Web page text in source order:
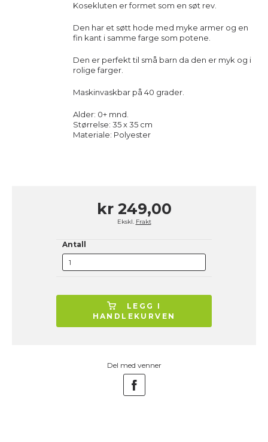
Kosekluten er formet som en søt rev.
Den har et søtt hode med myke armer og en
fin kant i samme farge som potene.
Den er perfekt til små barn da den er myk og i
rolige farger.
Maskinvaskbar på 40 grader.
Alder: 0+ mnd.
Størrelse: 35 x 35 cm
Materiale: Polyester
kr 249,00
Ekskl. Frakt
Antall
LEGG I
HANDLEKURVEN
Del med venner